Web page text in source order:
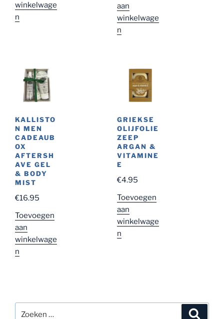
winkelwage
n
aan
winkelwage
n
KALLISTO
N MEN
CADEAUB
OX
AFTERSH
AVE GEL
& BODY
MIST
€16.95
Toevoegen
aan
winkelwage
n
GRIEKSE
OLIJFOLIE
ZEEP
ARGAN &
VITAMINE
E
€4.95
Toevoegen
aan
winkelwage
n